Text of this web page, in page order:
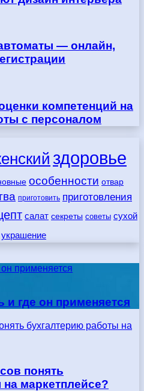
— онлайн,
компетенций на
с персоналом
здоровье
особенности отвар
приготовить приготовления
салат секреты советы сухой
украшение
он применяется
и где он применяется
бухгалтерию работы на
понять
маркетплейсе?